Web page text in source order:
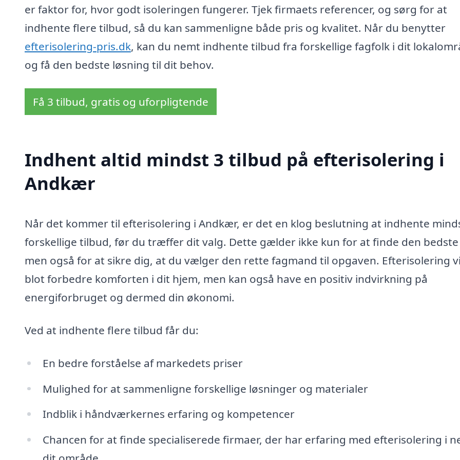
er faktor for, hvor godt isoleringen fungerer. Tjek firmaets referencer, og sørg for at
indhente flere tilbud, så du kan sammenligne både pris og kvalitet. Når du benytter
efterisolering-pris.dk, kan du nemt indhente tilbud fra forskellige fagfolk i dit
og få den bedste løsning til dit behov.
Få 3 tilbud, gratis og uforpligtende
Indhent altid mindst 3 tilbud på efterisolering i
Andkær
Når det kommer til efterisolering i Andkær, er det en klog beslutning at indhente
forskellige tilbud, før du træffer dit valg. Dette gælder ikke kun for at finde den bedste
men også for at sikre dig, at du vælger den rette fagmand til opgaven. Efterisolering
blot forbedre komforten i dit hjem, men kan også have en positiv indvirkning på
energiforbruget og dermed din økonomi.
Ved at indhente flere tilbud får du:
En bedre forståelse af markedets priser
Mulighed for at sammenligne forskellige løsninger og materialer
Indblik i håndværkernes erfaring og kompetencer
Chancen for at finde specialiserede firmaer, der har erfaring med efterisolering i